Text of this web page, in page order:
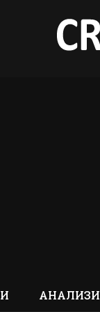
АНАЛИЗИ